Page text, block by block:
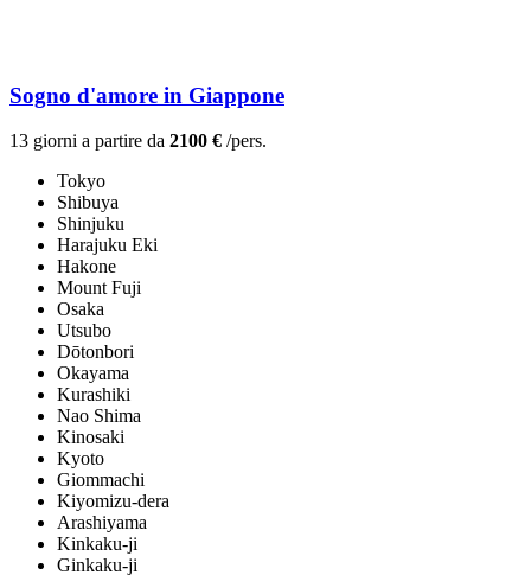
Sogno d'amore in Giappone
13 giorni a partire da 2100 € /pers.
Tokyo
Shibuya
Shinjuku
Harajuku Eki
Hakone
Mount Fuji
Osaka
Utsubo
Dōtonbori
Okayama
Kurashiki
Nao Shima
Kinosaki
Kyoto
Giommachi
Kiyomizu-dera
Arashiyama
Kinkaku-ji
Ginkaku-ji